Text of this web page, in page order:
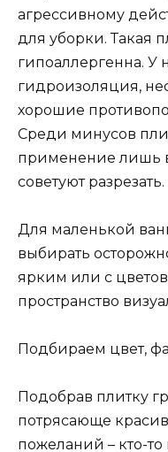
агрессивному
для уборки. Такая
гипоаллергенна. У
гидроизоляция,
хорошие
Среди минусов
применение лишь
советуют разрезать.
Для маленькой
выбирать
ярким или с
пространство
Подбираем цвет,
Подобрав плитку
потрясающе
пожеланий – кто-